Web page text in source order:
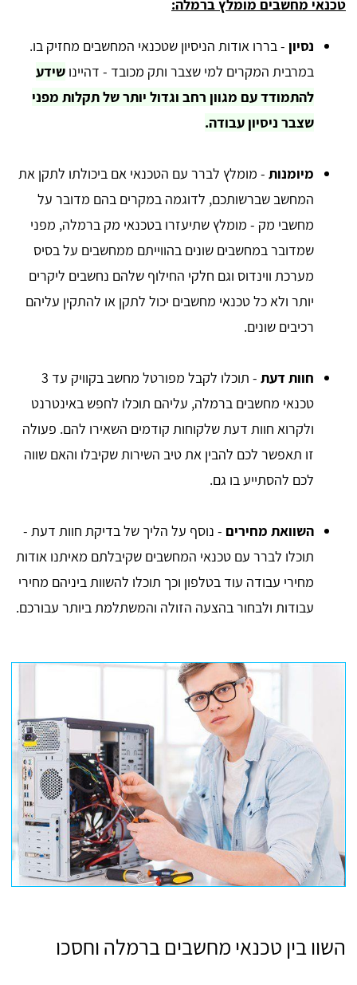
טכנאי מחשבים מומלץ ברמלה:
נסיון - בררו אודות הניסיון שטכנאי המחשבים מחזיק בו.
במרבית המקרים למי שצבר ותק מכובד - דהיינו שידע
להתמודד עם מגוון רחב וגדול יותר של תקלות מפני
שצבר ניסיון עבודה.
מיומנות - מומלץ לברר עם הטכנאי אם ביכולתו לתקן את
המחשב שברשותכם, לדוגמה במקרים בהם מדובר על
מחשבי מק - מומלץ שתיעזרו בטכנאי מק ברמלה, מפני
שמדובר במחשבים שונים בהווייתם ממחשבים על בסיס
מערכת ווינדוס וגם חלקי החילוף שלהם נחשבים ליקרים
יותר ולא כל טכנאי מחשבים יכול לתקן או להתקין עליהם
רכיבים שונים.
חוות דעת
- תוכלו לקבל מפורטל מחשב בקוויק עד 3
טכנאי מחשבים ברמלה, עליהם תוכלו לחפש באינטרנט
ולקרוא חוות דעת שלקוחות קודמים השאירו להם. פעולה
זו תאפשר לכם להבין את טיב השירות שקיבלו והאם שווה
לכם להסתייע בו גם.
השוואת מחירים - נוסף על הליך של בדיקת חוות דעת -
תוכלו לברר עם טכנאי המחשבים שקיבלתם מאיתנו אודות
מחירי עבודה עוד בטלפון וכך תוכלו להשוות ביניהם מחירי
עבודות ולבחור בהצעה הזולה והמשתלמת ביותר עבורכם.
השוו בין טכנאי מחשבים ברמלה וחסכו